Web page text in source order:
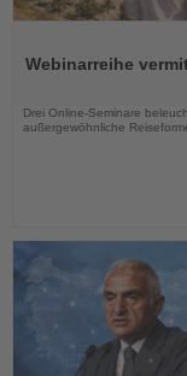
die
Webinarreihe
Drei Online-Seminare
außergewöhnliche